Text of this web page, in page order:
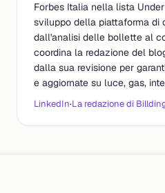
Forbes Italia nella lista
sviluppo della piattaforma di
dall'analisi delle bollette al
coordina la redazione del
dalla sua revisione per
e aggiornate su luce, gas,
LinkedIn·La redazione di